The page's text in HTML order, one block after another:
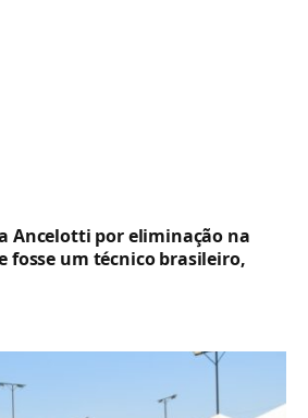
Ancelotti por eliminação na
fosse um técnico brasileiro,